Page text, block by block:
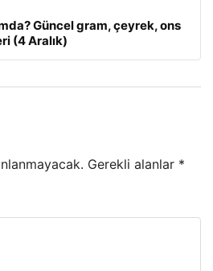
Güncel gram, çeyrek, ons
(4 Aralık)
Gerekli alanlar *